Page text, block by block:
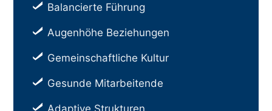
Balancierte Führung
Augenhöhe Beziehungen
Gemeinschaftliche Kultur
Gesunde Mitarbeitende
Adaptive Strukturen